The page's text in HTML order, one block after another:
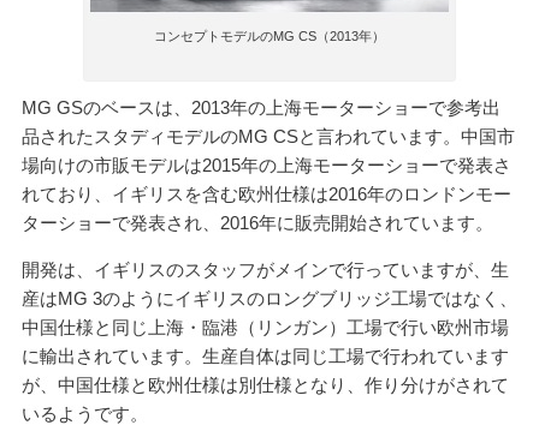
コンセプトモデルのMG CS（2013年）
MG GSのベースは、2013年の上海モーターショーで参考出
品されたスタディモデルのMG CSと言われています。中国市
場向けの市販モデルは2015年の上海モーターショーで発表さ
れており、イギリスを含む欧州仕様は2016年のロンドンモー
ターショーで発表され、2016年に販売開始されています。
開発は、イギリスのスタッフがメインで行っていますが、生
産はMG 3のようにイギリスのロングブリッジ工場ではなく、
中国仕様と同じ上海・臨港（リンガン）工場で行い欧州市場
に輸出されています。生産自体は同じ工場で行われています
が、中国仕様と欧州仕様は別仕様となり、作り分けがされて
いるようです。